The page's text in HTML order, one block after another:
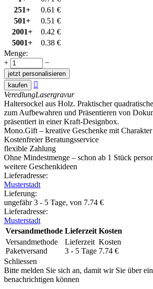
251+
0.61 €
501+
0.51 €
2001+
0.42 €
5001+
0.38 €
Menge:
+
−
jetzt personalisieren
kaufen

VeredlungLasergravur
Haltersockel aus Holz. Praktischer
zum Aufbewahren und Präsentieren von
präsentiert in einer Kraft-Designbox.
Mono.Gift – kreative Geschenke mit Charakter
Kostenfreier Beratungsservice
flexible Zahlung
Ohne Mindestmenge – schon ab 1 Stück
weitere Geschenkideen
Lieferadresse:
Musterstadt
Lieferung:
ungefähr 3 - 5 Tage, von 7.74 €
Lieferadresse:
Musterstadt
Versandmethode Lieferzeit Kosten
Versandmethode
Paketversand
Lieferzeit
3 - 5 Tage
Kosten
7.74 €
Schliessen
Bitte melden Sie sich an, damit wir Sie über
benachrichtigen können